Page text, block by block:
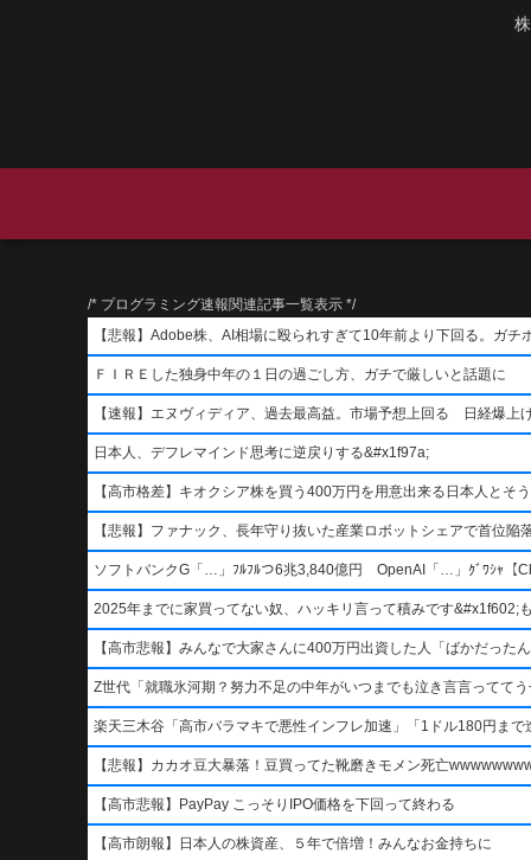
/* プログラミング速報関連記事一覧表示 */
【悲報】Adobe株、AI相場に殴られすぎて10年前より下回る。ガチ
ＦＩＲＥした独身中年の１日の過ごし方、ガチで厳しいと話題に
【速報】エヌヴィディア、過去最高益。市場予想上回る 日経爆上
日本人、デフレマインド思考に逆戻りする&#x1f97a;
【高市格差】キオクシア株を買う400万円を用意出来る日本人とそ
【悲報】ファナック、長年守り抜いた産業ロボットシェアで首位
ソフトバンクG「…」ﾌﾙﾌﾙつ6兆3,840億円 OpenAI「…」ｸﾞﾜｼｬ【
2025年までに家買ってない奴、ハッキリ言って積みです
【高市悲報】みんなで大家さんに400万円出資した人「ばかだった
Z世代「就職氷河期？努力不足の中年がいつまでも泣き言言ってて
楽天三木谷「高市バラマキで悪性インフレ加速」「1ドル180円ま
【悲報】カカオ豆大暴落！豆買ってた靴磨きモメン死亡
【高市悲報】PayPay こっそりIPO価格を下回って終わる
【高市朗報】日本人の株資産、５年で倍増！みんなお金持ちに